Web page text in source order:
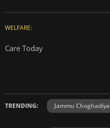
WELFARE:
Care Today
TRENDING: Jammu Choghadiya